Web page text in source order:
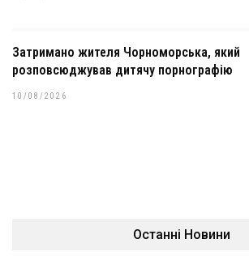
Затримано жителя Чорноморська, який
розповсюджував дитячу порнографію
10/08/2026
Останні Новини